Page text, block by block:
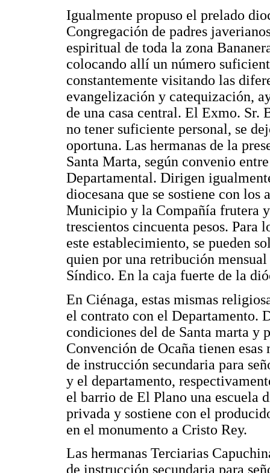
Igualmente propuso el prelado
Congregación de padres
espiritual de toda la zona
colocando allí un número
constantemente visitando las
evangelización y catequización,
de una casa central. El Exmo. Sr.
no tener suficiente personal, se
oportuna. Las hermanas de la
Santa Marta, según convenio
Departamental. Dirigen
diocesana que se sostiene con
Municipio y la Compañía frutera y
trescientos cincuenta pesos. Para
este establecimiento, se pueden
quien por una retribución
Síndico. En la caja fuerte de la
En Ciénaga, estas mismas
el contrato con el Departamento.
condiciones del de Santa marta y
Convención de Ocaña tienen
de instrucción secundaria para
y el departamento,
el barrio de El Plano una escuela
privada y sostiene con el
en el monumento a Cristo Rey.
Las hermanas Terciarias
de instrucción secundaria para